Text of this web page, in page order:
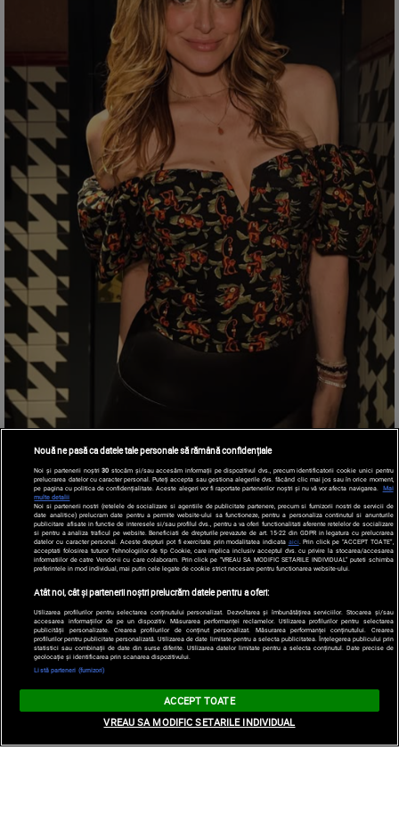
Nouă ne pasă ca datele tale personale să rămână confidențiale
Noi și partenerii noștri30 stocăm și/sau accesăm informații pe dispozitivul dvs., precum identificatorii cookie unici pentru
prelucrarea datelor cu caracter personal. Puteți accepta sau gestiona alegerile dvs. făcând clic mai jos sau în orice moment,
pe pagina cu politica de confidențialitate. Aceste alegeri vor fi raportate partenerilor noștri și nu vă vor afecta navigarea.
Mai
multe detalii
Noi si partenerii nostri (retelele de socializare si agentiile de publicitate partenere, precum si furnizorii nostri de servicii de
date analitice) prelucram date pentru a permite website-ului sa functioneze, pentru a personaliza continutul si anunturile
publicitare afisate in functie de interesele si/sau profilul dvs., pentru a va oferi functionalitati aferente retelelor de socializare
si pentru a analiza traficul pe website. Beneficiati de drepturile prevazute de art. 15-22 din GDPR in legatura cu prelucrarea
datelor cu caracter personal. Aceste drepturi pot fi exercitate prin modalitatea indicata aici. Prin click pe “ACCEPT TOATE”,
acceptati folosirea tuturor Tehnologiilor de tip Cookie, care implica inclusiv acceptul dvs. cu privire la stocarea/accesarea
informatiilor de catre Vendor-ii cu care colaboram. Prin click pe “VREAU SA MODIFIC SETARILE INDIVIDUAL” puteti schimba
preferintele in mod individual, mai putin cele legate de cookie strict necesare pentru functionarea website-ului.
Atât noi, cât și partenerii noștri prelucrăm datele pentru a oferi:
Utilizarea profilurilor pentru selectarea conținutului personalizat. Dezvoltarea și îmbunătățirea serviciilor. Stocarea și/sau
accesarea informațiilor de pe un dispozitiv. Măsurarea performanței reclamelor. Utilizarea profilurilor pentru selectarea
publicității personalizate. Crearea profilurilor de conținut personalizat. Măsurarea performanței conținutului. Crearea
profilurilor pentru publicitate personalizată. Utilizarea de date limitate pentru a selecta publicitatea. Înțelegerea publicului prin
statistici sau combinații de date din surse diferite. Utilizarea datelor limitate pentru a selecta conținutul. Date precise de
geolocație și identificarea prin scanarea dispozitivului.
Listă parteneri (furnizori)
ACCEPT TOATE
VREAU SA MODIFIC SETARILE INDIVIDUAL